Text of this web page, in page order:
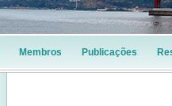
Membros Publicações